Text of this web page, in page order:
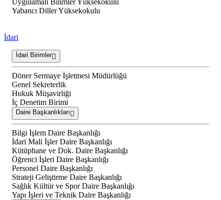
Uygulamalı Bilimler Yüksekokulu
Yabancı Diller Yüksekokulu
İdari
İdari Birimler
Döner Sermaye İşletmesi Müdürlüğü
Genel Sekreterlik
Hukuk Müşavirliği
İç Denetim Birimi
Daire Başkanlıkları
Bilgi İşlem Daire Başkanlığı
İdari Mali İşler Daire Başkanlığı
Kütüphane ve Dok. Daire Başkanlığı
Öğrenci İşleri Daire Başkanlığı
Personel Daire Başkanlığı
Strateji Geliştirme Daire Başkanlığı
Sağlık Kültür ve Spor Daire Başkanlığı
Yapı İşleri ve Teknik Daire Başkanlığı